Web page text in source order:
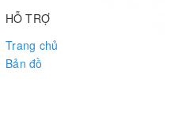
HỖ TRỢ
Trang chủ
Bản đồ